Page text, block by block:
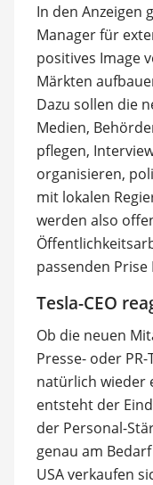
In den Anzeigen
Manager für
positives Image
Märkten
Dazu sollen die
Medien,
pflegen,
organisieren,
mit lokalen
werden also
passenden
Tesla-CEO
Ob die neuen
Presse- oder
natürlich wieder
entsteht der
der Personal-
genau am
USA verkaufen